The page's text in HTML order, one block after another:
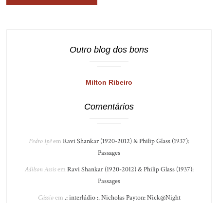
Outro blog dos bons
Milton Ribeiro
Comentários
Pedro Ipêem Ravi Shankar (1920-2012) & Philip Glass (1937):
Passages
Adilson Assisem Ravi Shankar (1920-2012) & Philip Glass (1937):
Passages
Cássioem .: interlúdio :. Nicholas Payton: Nick@Night